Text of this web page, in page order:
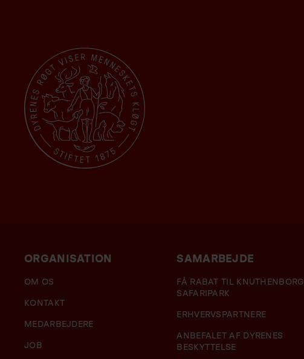
ORGANISATION
OM OS
KONTAKT
MEDARBEJDERE
JOB
SAMARBEJDE
FÅ RABAT TIL KNUTHENBORG
SAFARIPARK
ERHVERVSPARTNERE
ANBEFALET AF DYRENES
BESKYTTELSE